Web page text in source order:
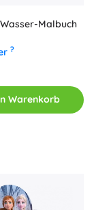
Malbuch
?
Warenkorb